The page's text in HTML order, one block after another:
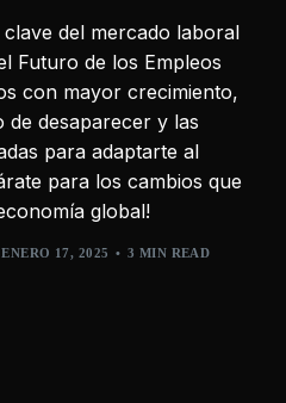
del mercado laboral
Futuro de los Empleos
con mayor crecimiento,
de desaparecer y las
para adaptarte al
para los cambios que
global!
ENERO 17, 2025 3 MIN READ